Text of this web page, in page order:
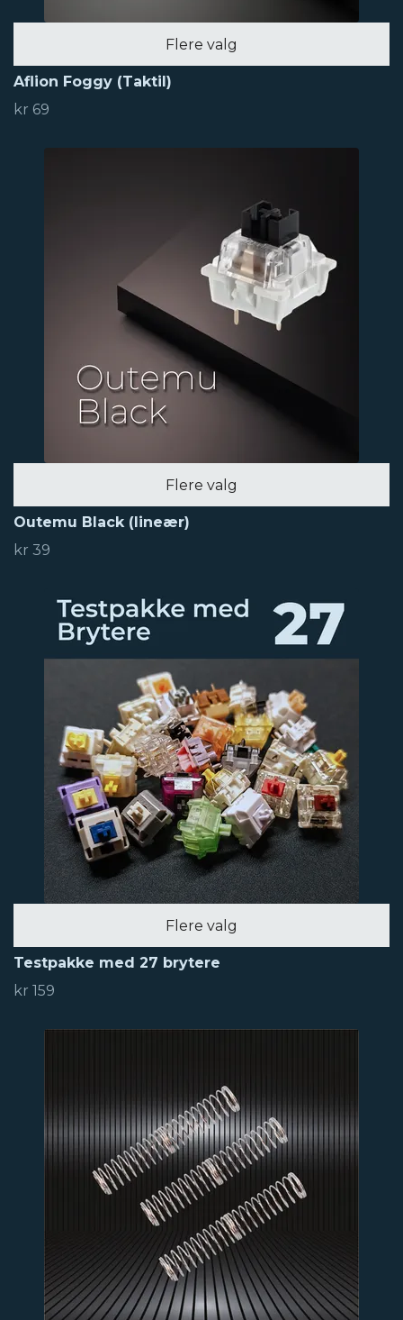
Flere valg
Aflion Foggy (Taktil)
kr 69
Flere valg
Outemu Black (lineær)
kr 39
Flere valg
Testpakke med 27 brytere
kr 159